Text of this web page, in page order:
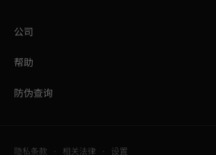
公司
帮助
防伪查询
隐私条款 相关法律 设置